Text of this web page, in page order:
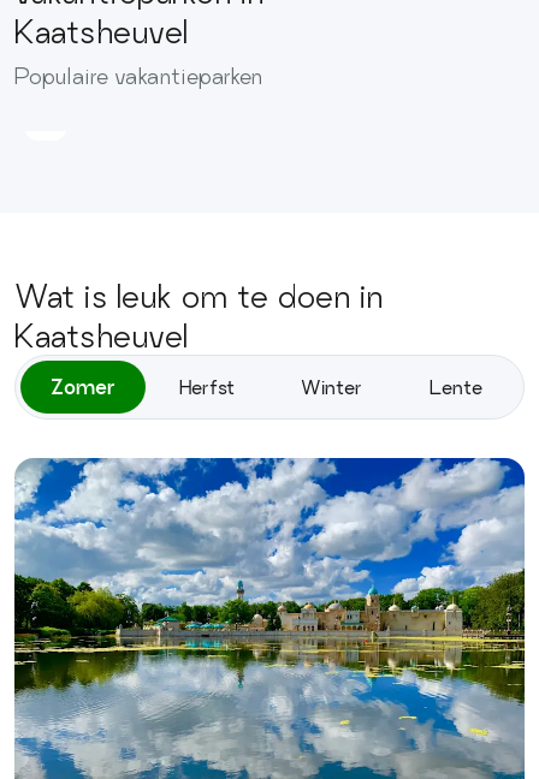
Kaatsheuvel
Populaire vakantieparken
Recreatiepark
Duinhoeve
6.5
Wat is leuk om te doen in
Kaatsheuvel
Zomer Herfst Winter Lente